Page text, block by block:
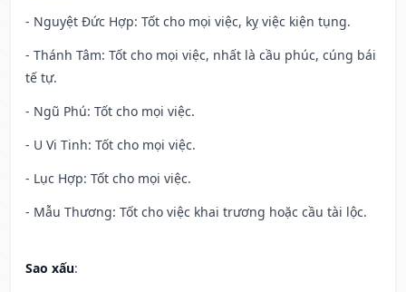
- Nguyệt Đức Hợp: Tốt cho mọi việc, kỵ việc kiện tụng.
- Thánh Tâm: Tốt cho mọi việc, nhất là cầu phúc, cúng bái
tế tự.
- Ngũ Phú: Tốt cho mọi việc.
- U Vi Tinh: Tốt cho mọi việc.
- Lục Hợp: Tốt cho mọi việc.
- Mẫu Thương: Tốt cho việc khai trương hoặc cầu tài lộc.
Sao xấu: